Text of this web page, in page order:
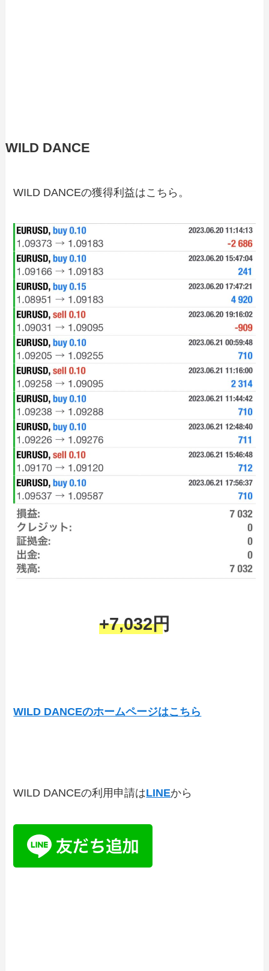
WILD DANCE
WILD DANCEの獲得利益はこちら。
+7,032円
WILD DANCEのホームページはこちら
WILD DANCEの利用申請はLINEから